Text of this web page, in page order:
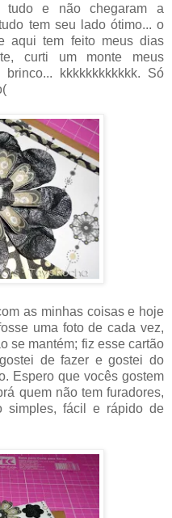
tudo e não chegaram a
tem seu lado ótimo... o
aqui tem feito meus dias
curti um monte meus
kkkkkkkkkkkk. Só
as minhas coisas e hoje
uma foto de cada vez,
se mantém; fiz esse cartão
de fazer e gostei do
Espero que vocês gostem
quem não tem furadores,
simples, fácil e rápido de